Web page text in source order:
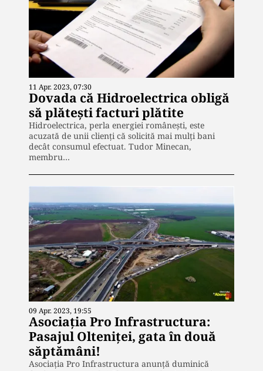
11 Apr. 2023, 07:30
Dovada că Hidroelectrica obligă
să plătești facturi plătite
Hidroelectrica, perla energiei românești, este
acuzată de unii clienți că solicită mai mulți bani
decât consumul efectuat. Tudor Minecan,
membru…
09 Apr. 2023, 19:55
Asociaţia Pro Infrastructura:
Pasajul Olteniţei, gata în două
săptămâni!
Asociaţia Pro Infrastructura anunţă duminică